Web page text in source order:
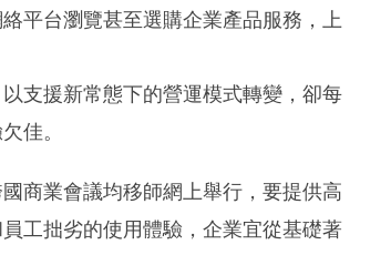
平台瀏覽甚至選購企業產品服務，上
支援新常態下的營運模式轉變，卻每
佳。
商業會議均移師網上舉行，要提供高
工拙劣的使用體驗，企業宜從基礎著